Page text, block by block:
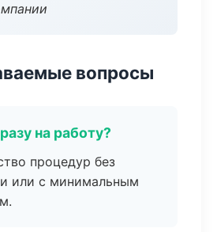
вопросы
на работу?
процедур без
или с минимальным